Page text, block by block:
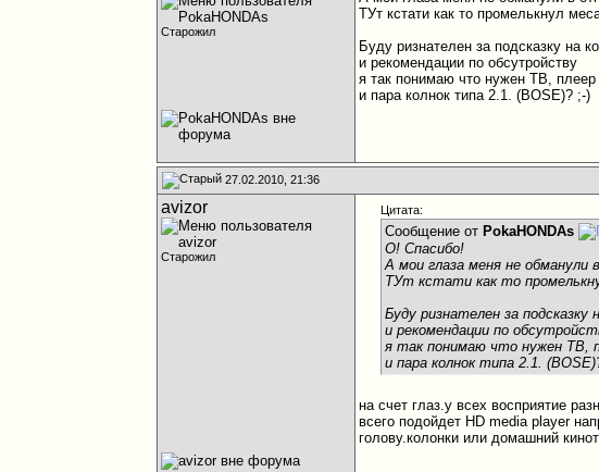
Старожил
ТУт кстати как то промелькнул
Буду ризнателен за подсказку на
и рекомендации по обсутройству
я так понимаю что нужен ТВ, плеер
и пара колнок типа 2.1. (ВОSE)? ;-)
27.02.2010, 21:36
avizor
Старожил
Цитата:
Сообщение от PokaHONDAs
О! Спасибо!
А мои глаза меня не обманули
ТУт кстати как то
Буду ризнателен за подсказку
и рекомендации по
я так понимаю что нужен ТВ,
и пара колнок типа 2.1.
на счет глаз.у всех восприятие
всего подойдет HD media player
голову.колонки или домашний